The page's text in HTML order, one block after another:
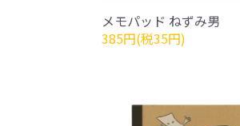
メモパッド ねずみ男
385円(税35円)